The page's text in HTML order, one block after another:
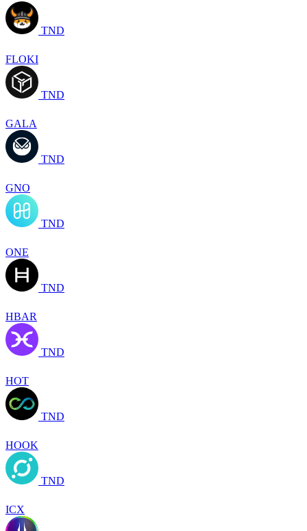
TND
FLOKI
TND
GALA
TND
GNO
TND
ONE
TND
HBAR
TND
HOT
TND
HOOK
TND
ICX